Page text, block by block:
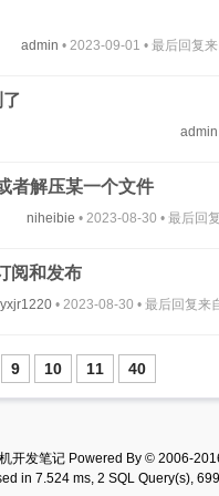
admin • 2023-09-01 • 最后回复来
admin
者解压某一个文件
niheibie • 2023-08-30 • 最后回
阅和发布
• 2023-08-30 • 最后回复来
9 10 11 40
开发笔记 Powered By © 2006-
in 7.524 ms, 2 SQL Query(s),